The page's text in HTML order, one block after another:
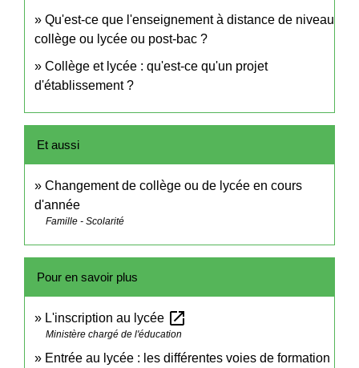
Qu'est-ce que l'enseignement à distance de niveau
collège ou lycée ou post-bac ?
Collège et lycée : qu'est-ce qu'un projet
d'établissement ?
Et aussi
Changement de collège ou de lycée en cours
d'année
Famille - Scolarité
Pour en savoir plus
L'inscription au lycée open_in_new
Ministère chargé de l'éducation
Entrée au lycée : les différentes voies de formation